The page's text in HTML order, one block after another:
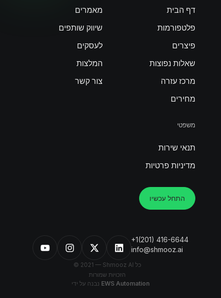
דף הבית
פלטפורמות
פיצרים
שאלות נפוצות
מרכז עזרה
מחירים
מאמרים
שיווק שותפים
לעסקים
המלצות
צור קשר
משפטי
תנאי שירות
מדיניות פרטיות
התחל עכשיו
+1(201) 416-6644
info@shmooz.ai
© 2021 — Shmooz AI כל
הזכויות שמורות
נבנה על ידי EWS Automation